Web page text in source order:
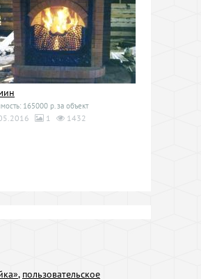
165000 р. за объект
1 1432
, пользовательское